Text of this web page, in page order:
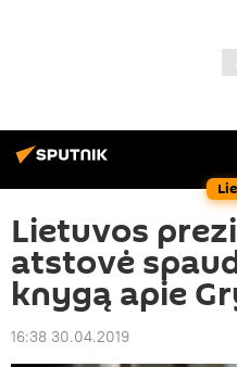
Lietuvos
atstovė
knygą apie
16:38 30.04.2019